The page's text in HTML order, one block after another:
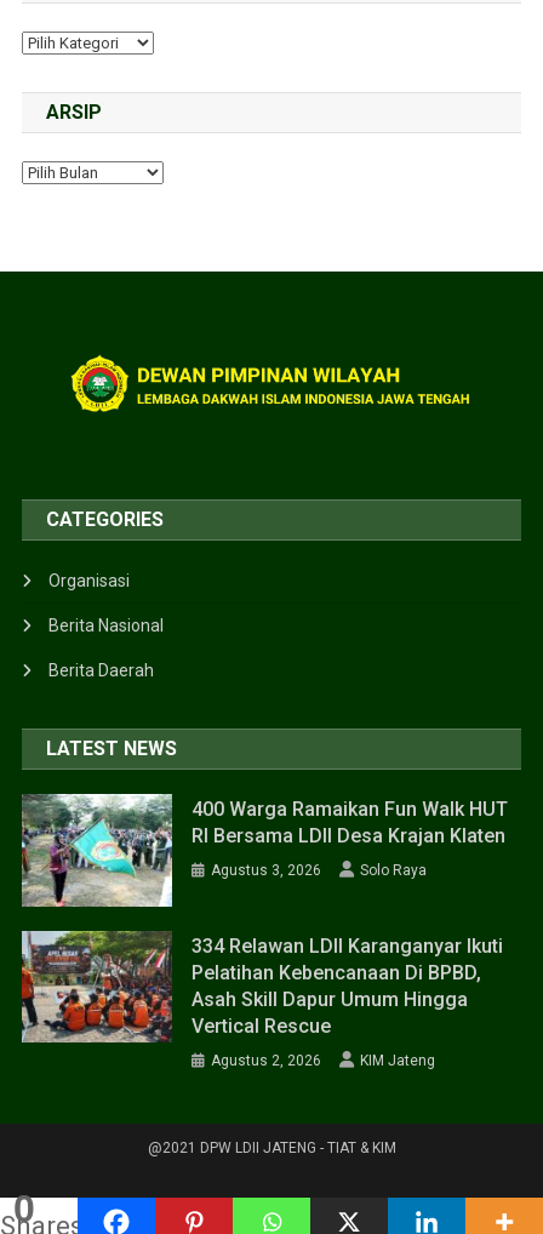
0
Shares
ARSIP
CATEGORIES
Organisasi
Berita Nasional
Berita Daerah
LATEST NEWS
400 Warga Ramaikan Fun Walk HUT
RI Bersama LDII Desa Krajan Klaten
Agustus 3, 2026 Solo Raya
334 Relawan LDII Karanganyar Ikuti
Pelatihan Kebencanaan Di BPBD,
Asah Skill Dapur Umum Hingga
Vertical Rescue
Agustus 2, 2026 KIM Jateng
@2021 DPW LDII JATENG - TIAT & KIM